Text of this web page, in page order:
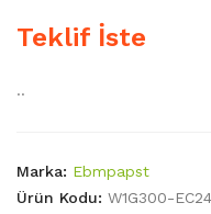
Teklif İste
..
Marka: Ebmpapst
Ürün Kodu: W1G300-